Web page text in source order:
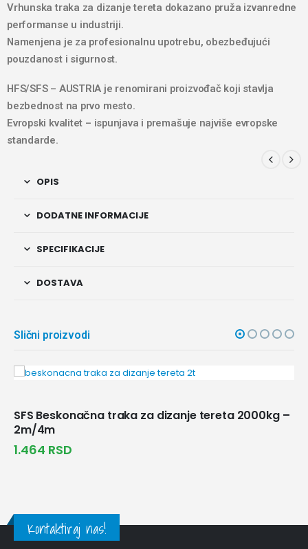
Vrhunska traka za dizanje tereta dokazano pruža izvanredne
performanse u industriji.
Namenjena je za profesionalnu upotrebu, obezbeđujući
pouzdanost i sigurnost.
HFS/SFS – AUSTRIA je renomirani proizvođač koji stavlja
bezbednost na prvo mesto.
Evropski kvalitet – ispunjava i premašuje najviše evropske
standarde.
OPIS
DODATNE INFORMACIJE
SPECIFIKACIJE
DOSTAVA
Slični proizvodi
tereta 2000kg –
SFS Beskonačna traka za
Kontaktiraj nas!